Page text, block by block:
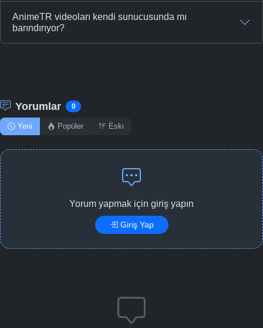
AnimeTR videoları kendi sunucusunda mı
barındırıyor?
Yorumlar 0
Yeni Popüler Eski
Yorum yapmak için giriş yapın
Giriş Yap